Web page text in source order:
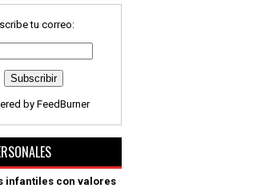
tu correo:
byFeedBurner
infantiles con valores